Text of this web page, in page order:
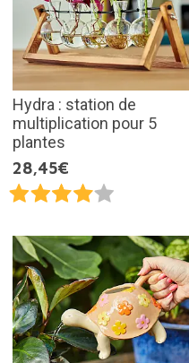
Hydra : station de
multiplication pour 5
plantes
28,45€